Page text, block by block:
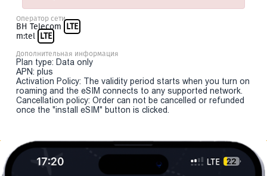
Оператор сети
BH Telecom LTE
m:tel LTE
Дополнительная информация
Plan type: Data only
APN: plus
Activation Policy: The validity period starts when you turn on
roaming and the eSIM connects to any supported network.
Cancellation policy: Order can not be cancelled or refunded
once the "install eSIM" button is clicked.